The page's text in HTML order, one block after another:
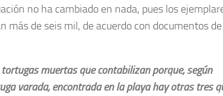
no ha cambiado en nada, pues los
de seis mil, de acuerdo con documentos
muertas que contabilizan porque, según
varada, encontrada en la playa hay otras tres